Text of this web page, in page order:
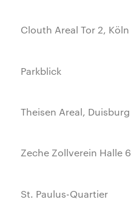
Clouth Areal Tor 2, Köln
Parkblick
Theisen Areal, Duisburg
Zeche Zollverein Halle 6
St. Paulus-Quartier